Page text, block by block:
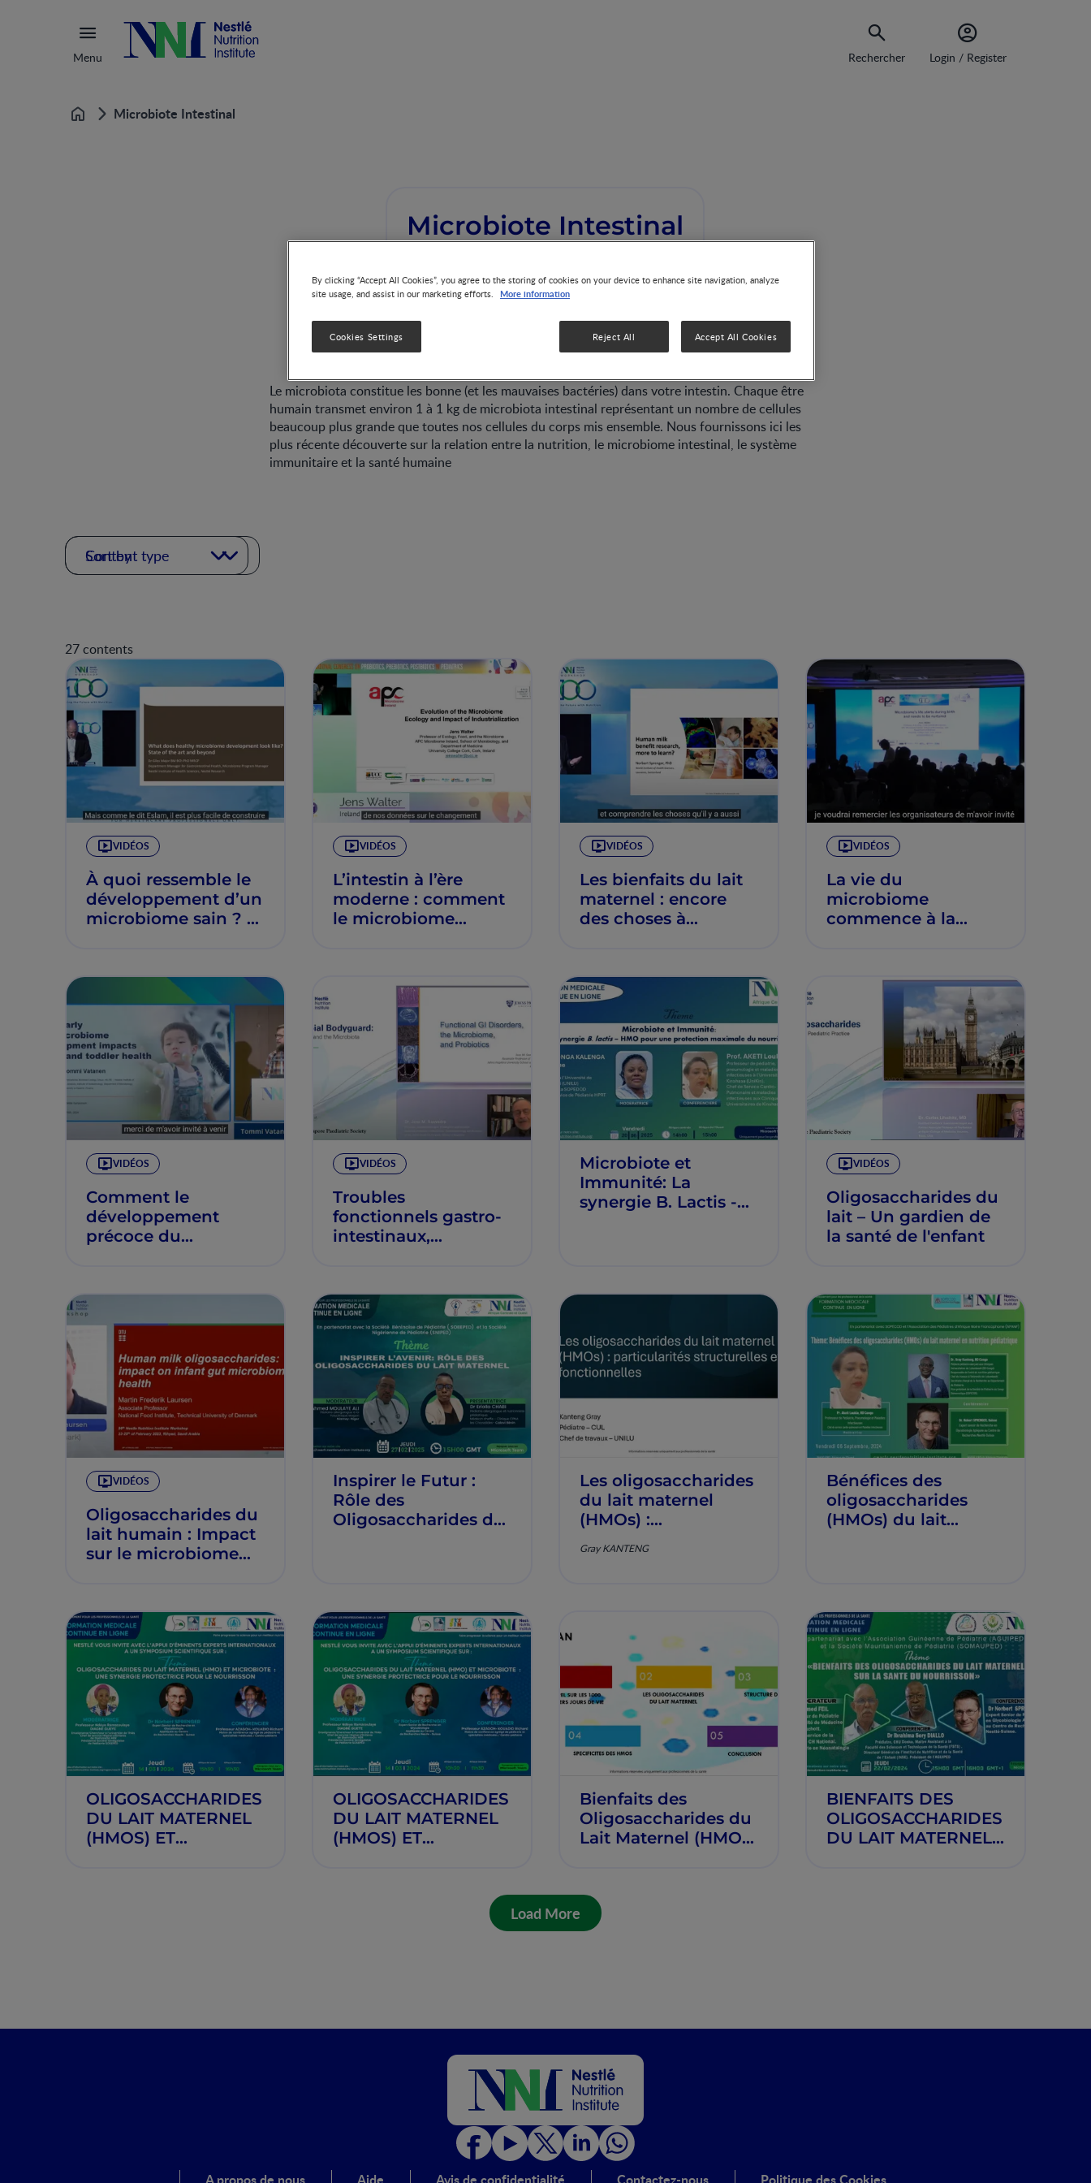
Menu Rechercher Login / Register
Home Microbiote Intestinal
Microbiote Intestinal
Le microbiota constitue les bonne (et les mauvaises bactéries) dans votre intestin. Chaque être
humain transmet environ 1 à 1 kg de microbiota intestinal représentant un nombre de cellules
beaucoup plus grande que toutes nos cellules du corps mis ensemble. Nous fournissons ici les
plus récente découverte sur la relation entre la nutrition, le microbiome intestinal, le système
immunitaire et la santé humaine
Content type
Sort by
27 contents
VIDÉOS
À quoi ressemble le
développement d’un
microbiome sain ? –
VIDÉOS
L’intestin à l’ère
moderne : comment
le microbiome
VIDÉOS
Les bienfaits du lait
maternel : encore
des choses à
VIDÉOS
La vie du
microbiome
commence à la
VIDÉOS
Comment le
développement
précoce du
la santé des
nourrissons et des
jeunes enfants
VIDÉOS
Troubles
fonctionnels gastro-
intestinaux,
Microbiote et
Immunité: La
synergie B. Lactis -
VIDÉOS
Oligosaccharides du
lait – Un gardien de
la santé de l'enfant
VIDÉOS
Oligosaccharides du
lait humain : Impact
sur le microbiome
Inspirer le Futur :
Rôle des
Oligosaccharides du
Les oligosaccharides
du lait maternel
(HMOs) :
structurelles et
Gray KANTENG
Bénéfices des
oligosaccharides
(HMOs) du lait
OLIGOSACCHARIDES
DU LAIT MATERNEL
(HMOS) ET
OLIGOSACCHARIDES
DU LAIT MATERNEL
(HMOS) ET
PROTECTRICE POUR
Bienfaits des
Oligosaccharides du
Lait Maternel (HMOs)
Ibrahima Sory
DIALLO
BIENFAITS DES
OLIGOSACCHARIDES
DU LAIT MATERNEL
Load More
A propos de nous Aide Avis de confidentialité Contactez-nous Politique des Cookies
By clicking “Accept All Cookies”, you agree to the storing of cookies on your device to enhance site navigation, analyze
site usage, and assist in our marketing efforts.
More information
Reject All Accept All Cookies
Cookies Settings